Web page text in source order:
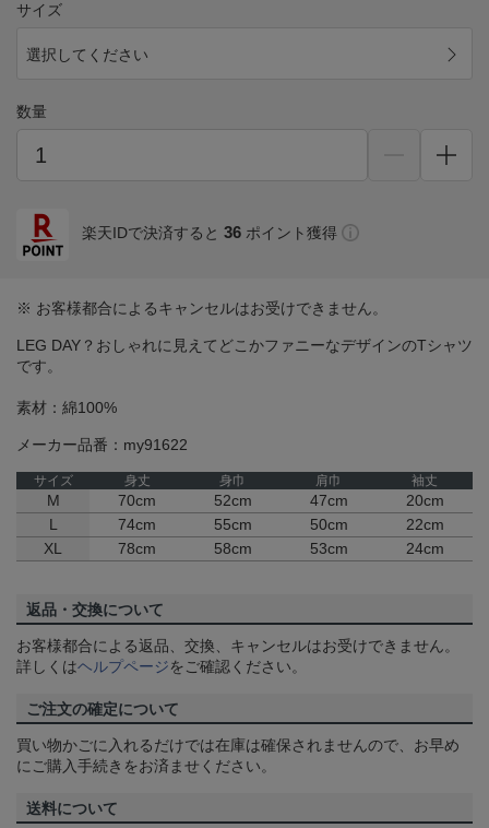
サイズ
選択してください
数量
楽天IDで決済すると 36 ポイント獲得
※ お客様都合によるキャンセルはお受けできません。
LEG DAY？おしゃれに見えてどこかファニーなデザインのTシャツ
です。
素材：綿100%
メーカー品番：my91622
サイズ 身丈 身巾 肩巾 袖丈
M 70cm 52cm 47cm
20cm
L
74cm 55cm 50cm
22cm
XL
78cm 58cm 53cm 24cm
返品・交換について
お客様都合による返品、交換、キャンセルはお受けできません。
詳しくはヘルプページをご確認ください。
ご注文の確定について
買い物かごに入れるだけでは在庫は確保されませんので、お早め
にご購入手続きをお済ませください。
送料について